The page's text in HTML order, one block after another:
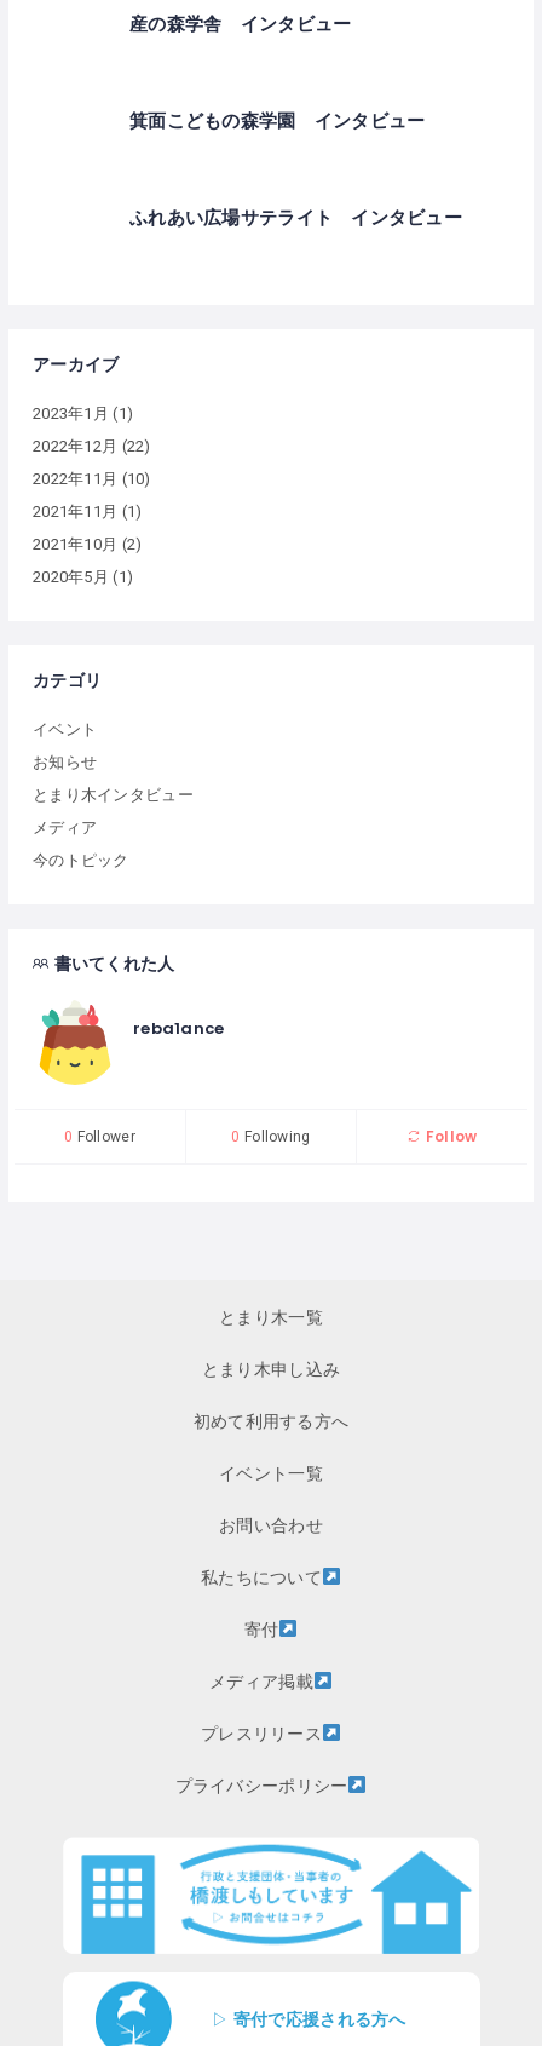
産の森学舎 インタビュー
箕面こどもの森学園 インタビュー
ふれあい広場サテライト インタビュー
アーカイブ
2023年1月 (1)
2022年12月 (22)
2022年11月 (10)
2021年11月 (1)
2021年10月 (2)
2020年5月 (1)
カテゴリ
イベント
お知らせ
とまり木インタビュー
メディア
今のトピック
書いてくれた人
reba1ance
0 Follower 0 Following Follow
とまり木一覧
とまり木申し込み
初めて利用する方へ
イベント一覧
お問い合わせ
私たちについて
寄付
メディア掲載
プレスリリース
プライバシーポリシー
▷ 寄付で応援される方へ